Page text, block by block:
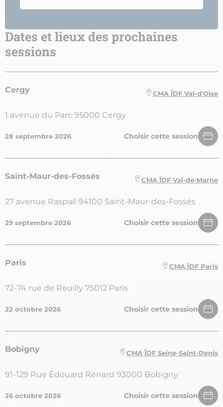
Dates et lieux des prochaines
sessions
Cergy CMA ÎDF Val-d'Oise
1 avenue du Parc 95000 Cergy
28 septembre 2026 Choisir cette session
Saint-Maur-des-Fossés CMA ÎDF Val-de-Marne
27 avenue Raspail 94100 Saint-Maur-des-Fossés
29 septembre 2026 Choisir cette session
Paris CMA ÎDF Paris
72-74 rue de Reuilly 75012 Paris
22 octobre 2026 Choisir cette session
Bobigny CMA ÎDF Seine-Saint-Denis
91-129 Rue Édouard Renard 93000 Bobigny
26 octobre 2026 Choisir cette session